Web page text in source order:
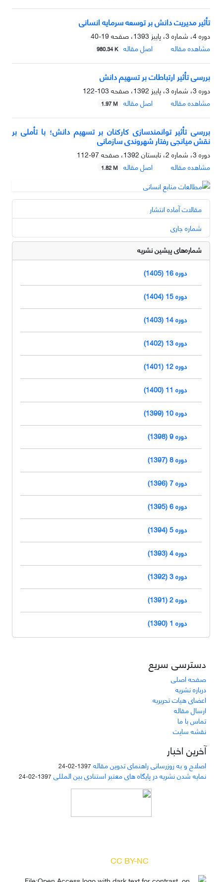
تأثیر مدیریت دانش بر توسعه سرمایه انسانی
دوره 4، شماره 3، پاییز 1393، صفحه
19-40
مشاهده مقاله
اصل مقاله 980.34 K
بررسی تأثیر ارتباطات بر تسهیم دانش
دوره 3، شماره 3، پاییز 1392، صفحه
103-122
مشاهده مقاله
اصل مقاله 1.97 M
بررسی تأثیر توانمندسازی کارکنان بر تسهیم دانش؛ با تأملی بر
نقش میانجی رفتار شهروندی سازمانی
دوره 3، شماره 2، تابستان 1392، صفحه
97-112
مشاهده مقاله
اصل مقاله 1.82 M
مقالات آماده انتشار
شماره جاری
شماره‌های پیشین نشریه
دوره 16 (1405)
دوره 15 (1404)
دوره 14 (1403)
دوره 13 (1402)
دوره 12 (1401)
دوره 11 (1400)
دوره 10 (1399)
دوره 9 (1398)
دوره 8 (1397)
دوره 7 (1396)
دوره 6 (1395)
دوره 5 (1394)
دوره 4 (1393)
دوره 3 (1392)
دوره 2 (1391)
دوره 1 (1390)
دسترسی سریع
صفحه اصلی
درباره نشریه
اعضای هیات تحریریه
ارسال مقاله
تماس با ما
نقشه سایت
آخرین اخبار
اصلاح و به روزرسانی راهنمای تدوین مقاله 1397-02-24
نمایه شدن نشریه در پایگاه های معتبر استنادی بین المللی 1397-02-24
CC BY-NC